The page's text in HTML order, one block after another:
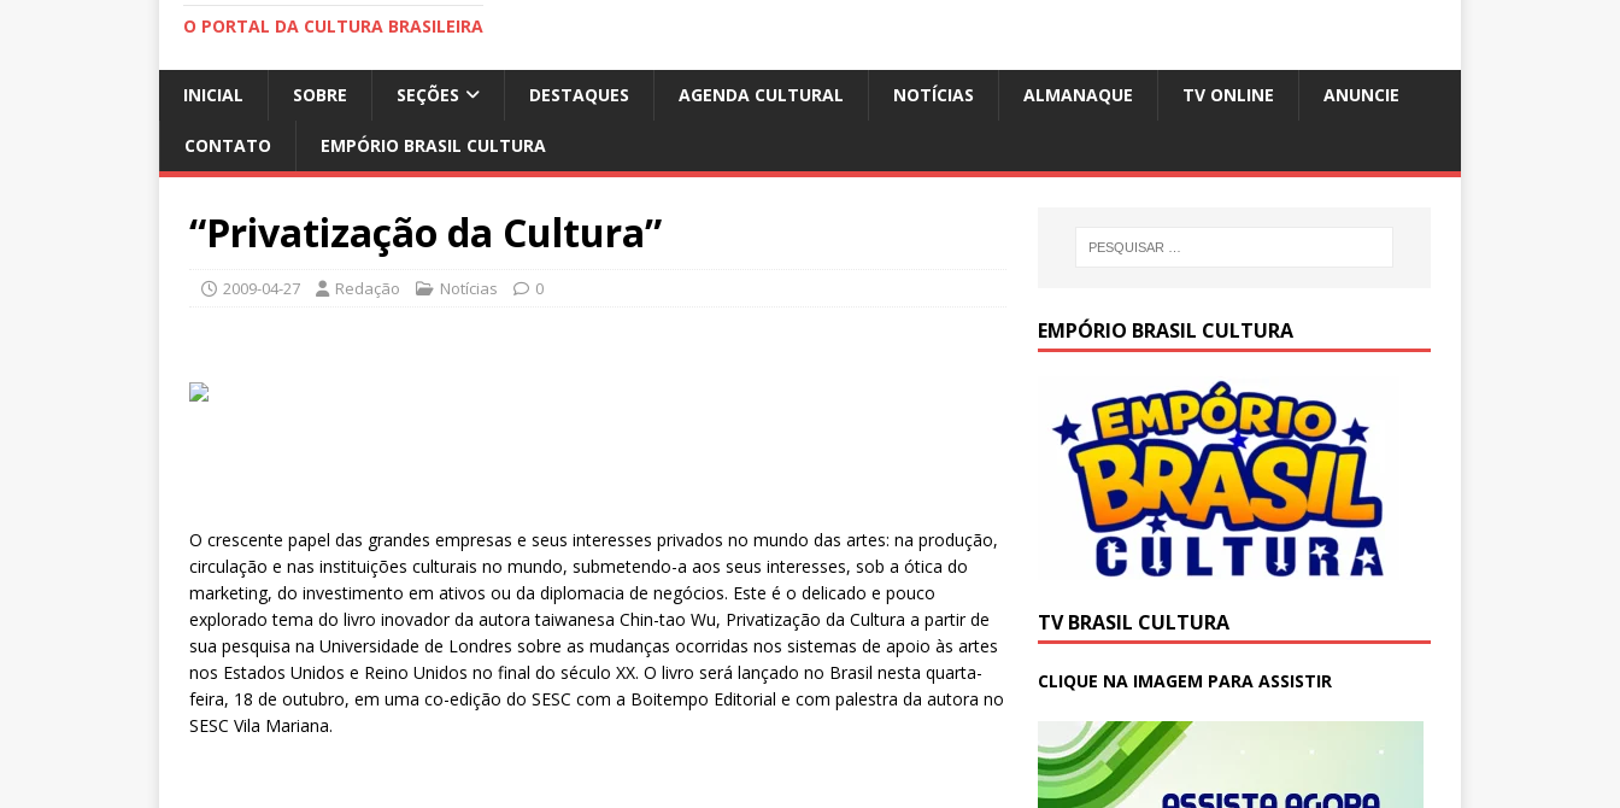
O PORTAL DA CULTURA BRASILEIRA
INICIAL SOBRE SEÇÕES DESTAQUES AGENDA CULTURAL NOTÍCIAS ALMANAQUE TV ONLINE ANUNCIE
CONTATO EMPÓRIO BRASIL CULTURA
“Privatização da Cultura”
2009-04-27 Redação Notícias 0
O crescente papel das grandes empresas e seus interesses privados no mundo das artes: na produção,
circulação e nas instituições culturais no mundo, submetendo-a aos seus interesses, sob a ótica do
marketing, do investimento em ativos ou da diplomacia de negócios. Este é o delicado e pouco
explorado tema do livro inovador da autora taiwanesa Chin-tao Wu, Privatização da Cultura a partir de
sua pesquisa na Universidade de Londres sobre as mudanças ocorridas nos sistemas de apoio às artes
nos Estados Unidos e Reino Unidos no final do século XX. O livro será lançado no Brasil nesta quarta-
feira, 18 de outubro, em uma co-edição do SESC com a Boitempo Editorial e com palestra da autora no
SESC Vila Mariana.
EMPÓRIO BRASIL CULTURA
TV BRASIL CULTURA
CLIQUE NA IMAGEM PARA ASSISTIR